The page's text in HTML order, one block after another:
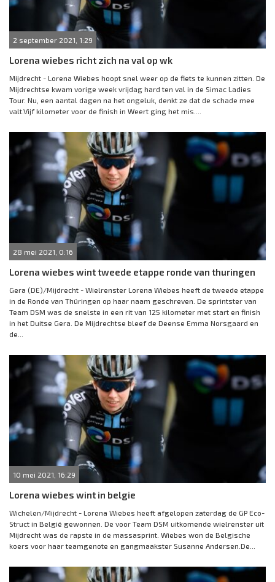
2 september 2021, 1:29
Lorena wiebes richt zich na val op wk
Mijdrecht - Lorena Wiebes hoopt snel weer op de fiets te kunnen zitten. De
Mijdrechtse kwam vorige week vrijdag hard ten val in de Simac Ladies
Tour. Nu, een aantal dagen na het ongeluk, denkt ze dat de schade mee
valt.Vijf kilometer voor de finish in Weert ging het mis....
28 mei 2021, 0:16
Lorena wiebes wint tweede etappe ronde van thuringen
Gera (DE)/Mijdrecht - Wielrenster Lorena Wiebes heeft de tweede etappe
in de Ronde van Thüringen op haar naam geschreven. De sprintster van
Team DSM was de snelste in een rit van 125 kilometer met start en finish
in het Duitse Gera. De Mijdrechtse bleef de Deense Emma Norsgaard en
de...
10 mei 2021, 16:29
Lorena wiebes wint in belgie
Wichelen/Mijdrecht - Lorena Wiebes heeft afgelopen zaterdag de GP Eco-
Struct in België gewonnen. De voor Team DSM uitkomende wielrenster uit
Mijdrecht was de rapste in de massasprint. Wiebes won de Belgische
koers voor haar teamgenote en gangmaakster Susanne Andersen.De...